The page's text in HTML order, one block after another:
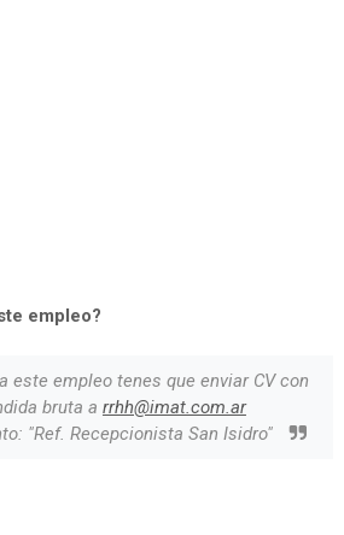
empleo?
este empleo tenes que enviar CV con
bruta a rrhh@imat.com.ar
"Ref. Recepcionista San Isidro"